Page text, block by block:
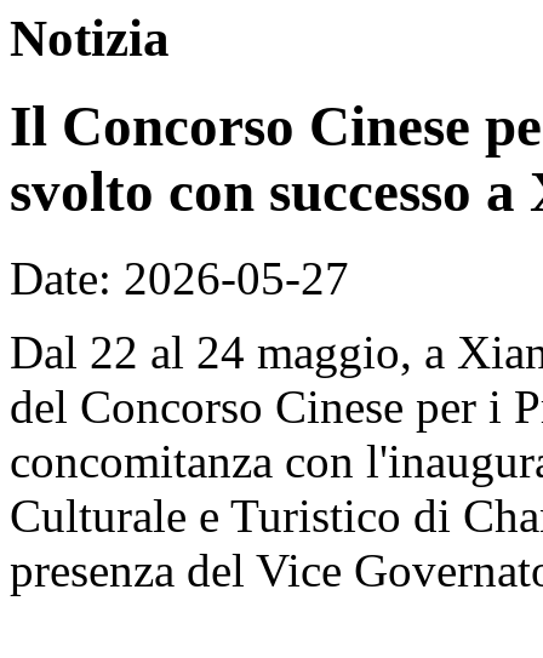
Notizia
Il Concorso Cinese
svolto con successo
Date: 2026-05-27
Dal 22 al 24 maggio, a
del Concorso Cinese per
concomitanza con
Culturale e Turistico di
presenza del Vice